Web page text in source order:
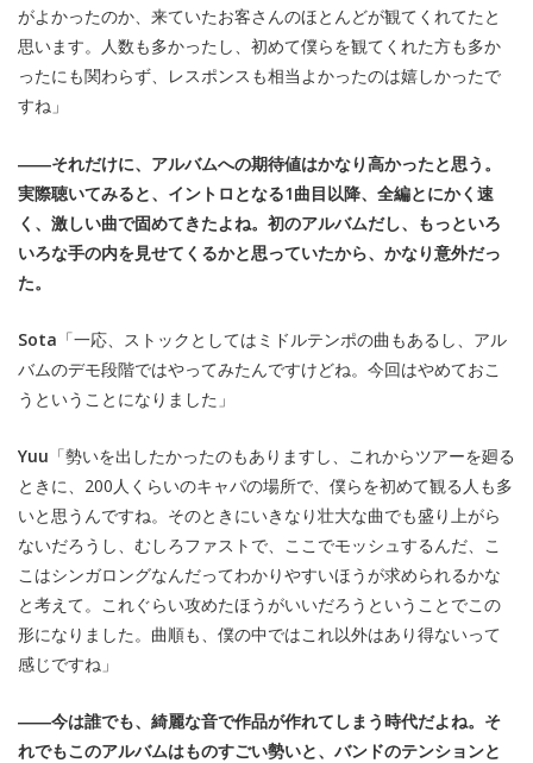
がよかったのか、来ていたお客さんのほとんどが観てくれてたと
思います。人数も多かったし、初めて僕らを観てくれた方も多か
ったにも関わらず、レスポンスも相当よかったのは嬉しかったで
すね」
――それだけに、アルバムへの期待値はかなり高かったと思う。
実際聴いてみると、イントロとなる1曲目以降、全編とにかく速
く、激しい曲で固めてきたよね。初のアルバムだし、もっといろ
いろな手の内を見せてくるかと思っていたから、かなり意外だっ
た。
Sota 「一応、ストックとしてはミドルテンポの曲もあるし、アル
バムのデモ段階ではやってみたんですけどね。今回はやめておこ
うということになりました」
Yuu 「勢いを出したかったのもありますし、これからツアーを廻る
ときに、200人くらいのキャパの場所で、僕らを初めて観る人も多
いと思うんですね。そのときにいきなり壮大な曲でも盛り上がら
ないだろうし、むしろファストで、ここでモッシュするんだ、こ
こはシンガロングなんだってわかりやすいほうが求められるかな
と考えて。これぐらい攻めたほうがいいだろうということでこの
形になりました。曲順も、僕の中ではこれ以外はあり得ないって
感じですね」
――今は誰でも、綺麗な音で作品が作れてしまう時代だよね。そ
れでもこのアルバムはものすごい勢いと、バンドのテンションと